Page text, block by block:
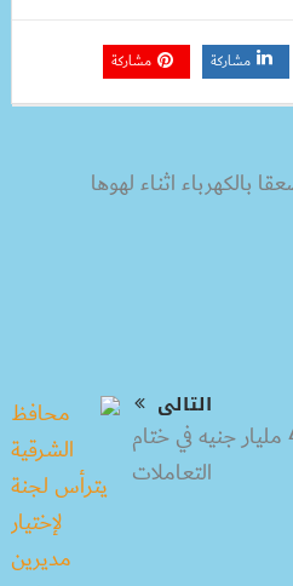
مشاركة مشاركة
بالكهرباء اثناء لهوها
التالى
البورصة تخسر 4.5 مليار جنيه في ختام
التعاملات